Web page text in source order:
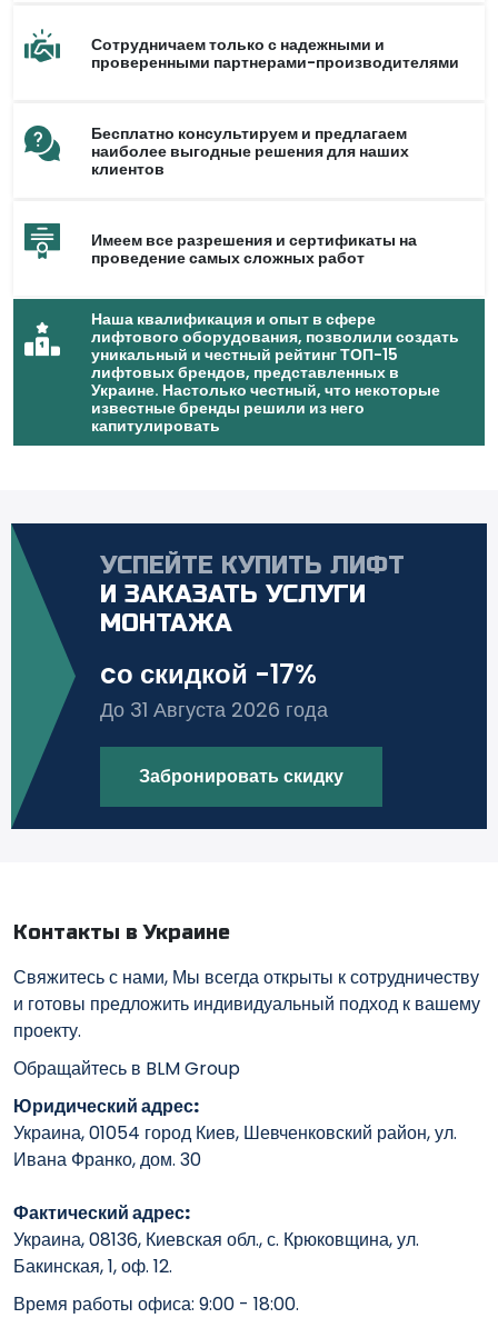
Сотрудничаем только с надежными и
проверенными партнерами-производителями
Бесплатно консультируем и предлагаем
наиболее выгодные решения для наших
клиентов
Имеем все разрешения и сертификаты на
проведение самых сложных работ
Наша квалификация и опыт в сфере
лифтового оборудования, позволили создать
уникальный и честный рейтинг ТОП-15
лифтовых брендов, представленных в
Украине. Настолько честный, что некоторые
известные бренды решили из него
капитулировать
УСПЕЙТЕ КУПИТЬ ЛИФТ
И ЗАКАЗАТЬ УСЛУГИ
МОНТАЖА
cо скидкой -17%
До 31 Августа 2026 года
Забронировать скидку
Контакты в Украине
Свяжитесь с нами, Мы всегда открыты к сотрудничеству
и готовы предложить индивидуальный подход к вашему
проекту.
Обращайтесь в BLM Group
Юридический адрес:
Украина, 01054 город Киев, Шевченковский район, ул.
Ивана Франко, дом. 30
Фактический адрес:
Украина, 08136, Киевская обл., с. Крюковщина, ул.
Бакинская, 1, оф. 12.
Время работы офиса: 9:00 - 18:00.